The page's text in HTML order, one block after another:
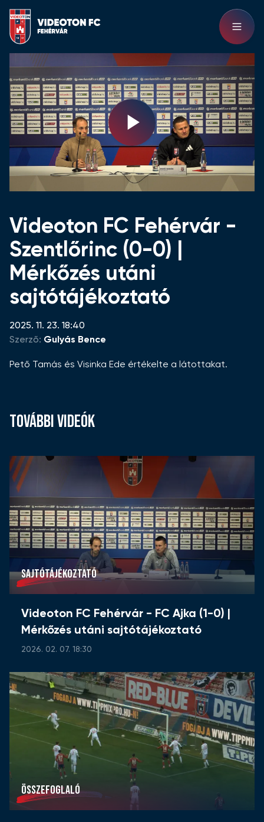
Play
Video
Videoton FC Fehérvár -
Szentlőrinc (0-0) |
Mérkőzés utáni
sajtótájékoztató
2025. 11. 23. 18:40
Szerző: Gulyás Bence
Pető Tamás és Visinka Ede értékelte a látottakat.
TOVÁBBI VIDEÓK
SAJTÓTÁJÉKOZTATÓ
Videoton FC Fehérvár - FC Ajka (1-0) |
Mérkőzés utáni sajtótájékoztató
2026. 02. 07. 18:30
ÖSSZEFOGLALÓ